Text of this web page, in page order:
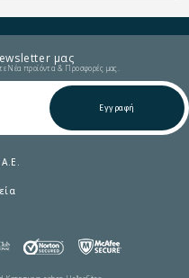
μας
Νέα προϊόντα & Προσφορές μας.
Εγγραφή